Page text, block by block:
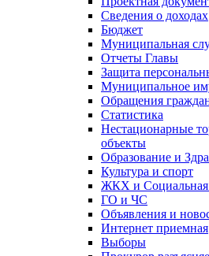
Сведения о доходах
Бюджет
Муниципальная
Отчеты Главы
Защита
Муниципальное
Обращения
Статистика
Нестационарные
объекты
Образование и
Культура и спорт
ЖКХ и Социальная
ГО и ЧС
Объявления и
Интернет приемная
Выборы